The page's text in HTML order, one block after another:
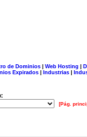
de Dominios| Web Hosting |
Expirados | Industrias |
[Pág.